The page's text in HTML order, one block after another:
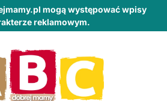
mogą występować wpisy
reklamowym.